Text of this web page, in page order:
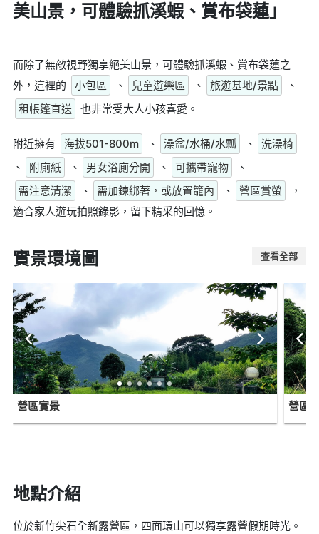
美山景，可體驗抓溪蝦、賞布袋蓮」
而除了無敵視野獨享絕美山景，可體驗抓溪蝦、賞布袋蓮之
外，這裡的
小包區 、 兒童遊樂區 、 旅遊基地/景點
、
租帳篷直送
也非常受大人小孩喜愛。
附近擁有 海拔501-800m 、 澡盆/水桶/水瓢 、
洗澡椅
、
附廁紙 、 男女浴廁分開 、 可攜帶寵物
、
需注意清潔
、 需加鍊綁著，或放置籠內 、 營區賞螢
，
適合家人遊玩拍照錄影，留下精采的回憶。
實景環境圖 查看全部
營區實景 營區
地點介紹
位於新竹尖石全新露營區，四面環山可以獨享露營假期時光。